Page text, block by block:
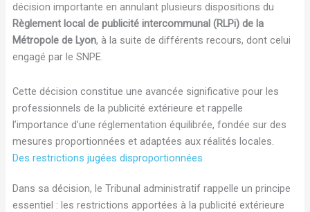
décision importante en annulant plusieurs dispositions du
Règlement local de publicité intercommunal (RLPi) de la
Métropole de Lyon, à la suite de différents recours, dont celui
engagé par le SNPE.
Cette décision constitue une avancée significative pour les
professionnels de la publicité extérieure et rappelle
l’importance d’une réglementation équilibrée, fondée sur des
mesures proportionnées et adaptées aux réalités locales.
Des restrictions jugées disproportionnées
Dans sa décision, le Tribunal administratif rappelle un principe
essentiel : les restrictions apportées à la publicité extérieure